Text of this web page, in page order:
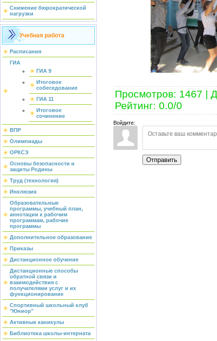
Снижение бюрократической
нагрузки
Учебная работа
Расписания
ГИА
ГИА 9
Итоговое
собеседование
ГИА 11
Итоговое
сочинение
ВПР
Олимпиады
ОРКСЭ
Основы безопасности и
защиты Родины
Труд (технология)
Инклюзия
Образовательные
программы, учебный план,
аннотации к рабочим
программам, рабочие
программы
Дополнительное образование
Приказы
Дистанционное обучение
Дистанционные способы
обратной связи и
взаимодействия с
получателями услуг и их
функционирование
Спортивный школьный клуб
"Юниор"
Активные каникулы
Библиотека школы-интерната
Просмотров: 1467 |
Рейтинг: 0.0/0
Войдите:
Отправить